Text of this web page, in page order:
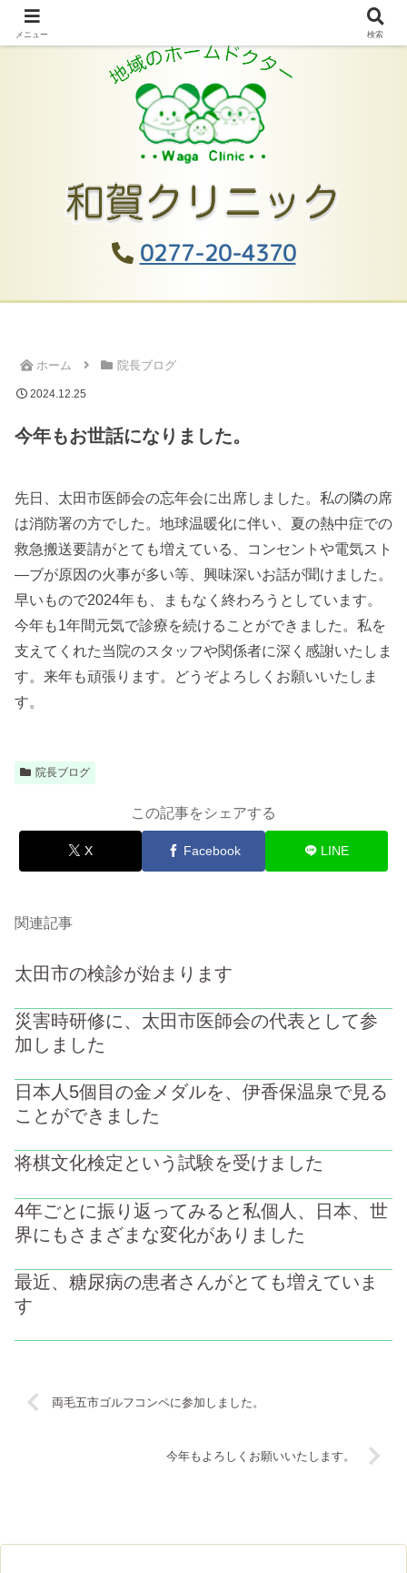
0277-20-4370
ホーム 院長ブログ
2024.12.25
今年もお世話になりました。
先日、太田市医師会の忘年会に出席しました。私の隣の席
は消防署の方でした。地球温暖化に伴い、夏の熱中症での
救急搬送要請がとても増えている、コンセントや電気スト
―ブが原因の火事が多い等、興味深いお話が聞けました。
早いもので2024年も、まもなく終わろうとしています。
今年も1年間元気で診療を続けることができました。私を
支えてくれた当院のスタッフや関係者に深く感謝いたしま
す。来年も頑張ります。どうぞよろしくお願いいたしま
す。
院長ブログ
この記事をシェアする
X Facebook LINE
関連記事
太田市の検診が始まります
災害時研修に、太田市医師会の代表として参
加しました
日本人5個目の金メダルを、伊香保温泉で見る
ことができました
将棋文化検定という試験を受けました
4年ごとに振り返ってみると私個人、日本、世
界にもさまざまな変化がありました
最近、糖尿病の患者さんがとても増えていま
す
両毛五市ゴルフコンペに参加しました。
今年もよろしくお願いいたします。
メニュー 検索